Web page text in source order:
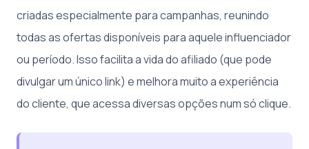
criadas especialmente para campanhas, reunindo
todas as ofertas disponíveis para aquele influenciador
ou período. Isso facilita a vida do afiliado (que pode
divulgar um único link) e melhora muito a experiência
do cliente, que acessa diversas opções num só clique.